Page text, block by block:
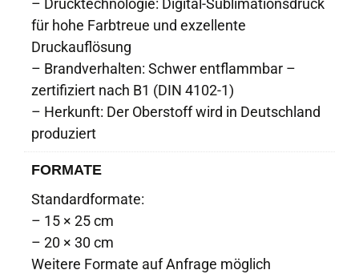
– Drucktechnologie: Digital-Sublimationsdruck
für hohe Farbtreue und exzellente
Druckauflösung
– Brandverhalten: Schwer entflammbar –
zertifiziert nach B1 (DIN 4102-1)
– Herkunft: Der Oberstoff wird in Deutschland
produziert
FORMATE
Standardformate:
– 15 × 25 cm
– 20 × 30 cm
Weitere Formate auf Anfrage möglich